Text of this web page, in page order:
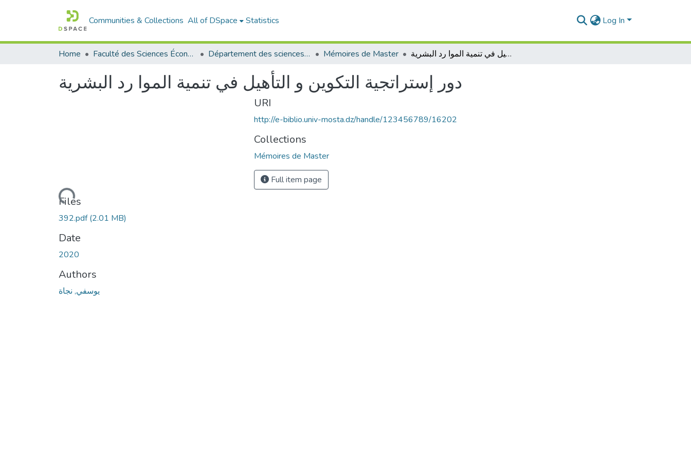
Communities & Collections All of DSpace Statistics Log In
Home Faculté des Sciences Économiques Commerciales et des Sciences de Gestion Département des sciences de gestion Mémoires de Master دور إستراتجية التكوين و التأهيل في تنمية الموا رد البشرية
دور إستراتجية التكوين و التأهيل في تنمية الموا رد البشرية
Loading...
Files
392.pdf(2.01 MB)
Date
2020
Authors
يوسفي, نجاة
URI
http://e-biblio.univ-mosta.dz/handle/123456789/16202
Collections
Mémoires de Master
Full item page